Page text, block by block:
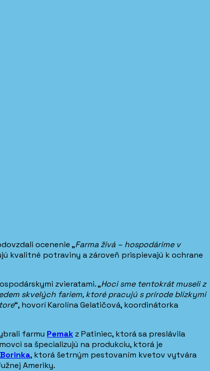
ocenenie „Farma živá – hospodárime v
kvalitné potraviny a zároveň prispievajú k ochrane
zvieratami. „Hoci sme tentokrát museli z
skvelých fariem, ktoré pracujú s prírode blízkymi
“, hovorí Karolína Gelatičová, koordinátorka
farmu Pemakz Patiniec, ktorá sa preslávila
sa špecializujú na produkciu, ktorá je
, ktorá šetrným pestovaním kvetov vytvára
Ameriky.